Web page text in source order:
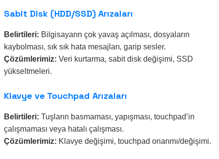
Sabit Disk (HDD/SSD) Arızaları
Belirtileri: Bilgisayarın çok yavaş açılması, dosyaların
kaybolması, sık sık hata mesajları, garip sesler.
Çözümlerimiz: Veri kurtarma, sabit disk değişimi, SSD
yükseltmeleri.
Klavye ve Touchpad Arızaları
Belirtileri: Tuşların basmaması, yapışması, touchpad’in
çalışmaması veya hatalı çalışması.
Çözümlerimiz: Klavye değişimi, touchpad onarımı/değişimi.